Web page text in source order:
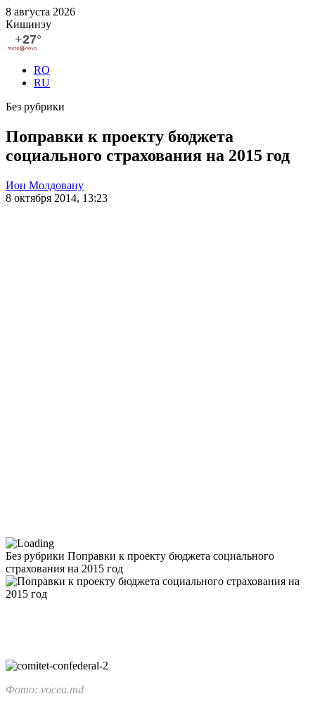
8 августа 2026
Кишинэу
RO
RU
Без рубрики
Поправки к проекту бюджета
социального страхования на 2015 год
Ион Молдовану
8 октября 2014, 13:23
Без рубрики Поправки к проекту бюджета социального
страхования на 2015 год
Фото: vocea.md